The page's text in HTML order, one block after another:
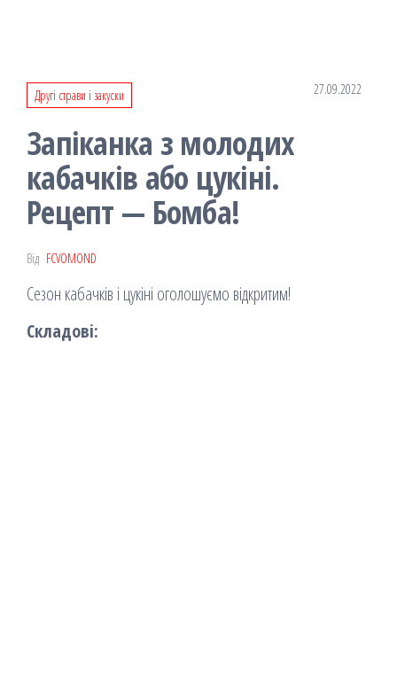
Другі страви і закуски 27.09.2022
Запіканка з молодих
кабачків або цукіні.
Рецепт — Бомба!
Від FCVOMOND
Сезон кабачків і цукіні оголошуємо відкритим!
Складові: